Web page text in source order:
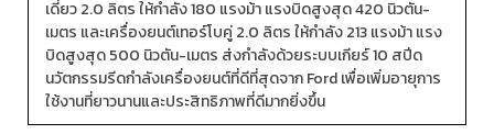
เดี่ยว 2.0 ลิตร ให้กำลัง 180 แรงม้า แรงบิดสูงสุด 420 นิวตัน-
เมตร และเครื่องยนต์เทอร์โบคู่ 2.0 ลิตร ให้กำลัง 213 แรงม้า แรง
บิดสูงสุด 500 นิวตัน-เมตร ส่งกำลังด้วยระบบเกียร์ 10 สปีด
นวัตกรรมรีดกำลังเครื่องยนต์ที่ดีที่สุดจาก Ford เพื่อเพิ่มอายุการ
ใช้งานที่ยาวนานและประสิทธิภาพที่ดีมากยิ่งขึ้น